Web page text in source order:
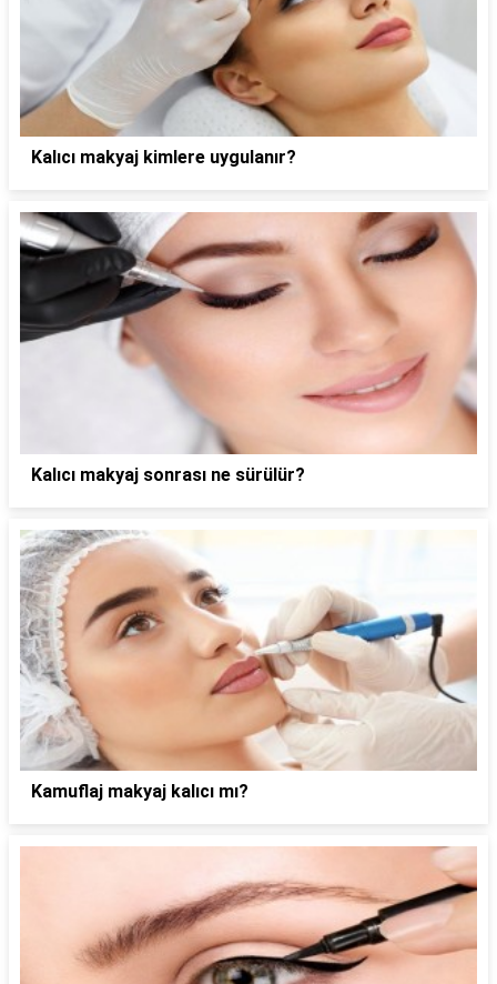
Kalıcı makyaj kimlere uygulanır?
Kalıcı makyaj sonrası ne sürülür?
Kamuflaj makyaj kalıcı mı?